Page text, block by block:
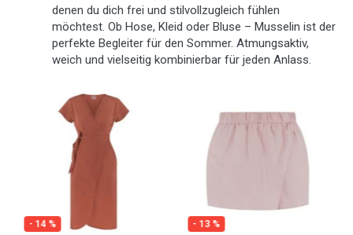
denen du dich frei und stilvollzugleich fühlen
möchtest. Ob Hose, Kleid oder Bluse – Musselin ist der
perfekte Begleiter für den Sommer. Atmungsaktiv,
weich und vielseitig kombinierbar für jeden Anlass.
- 14 % - 13 %